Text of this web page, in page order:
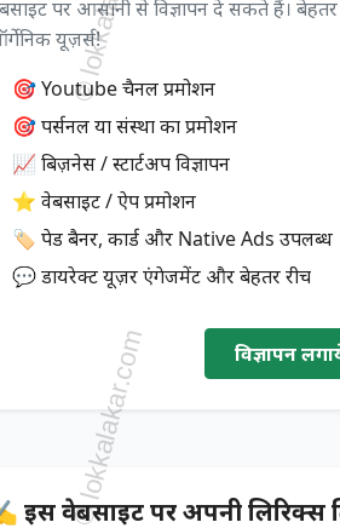
पर आसानी से विज्ञापन दे सकते हैं।
यूज़र्स!
🎯 Youtube चैनल प्रमोशन
🎯 पर्सनल या संस्था का प्रमोशन
📈 बिज़नेस / स्टार्टअप विज्ञापन
⭐ वेबसाइट / ऐप प्रमोशन
🏷️ पेड बैनर, कार्ड और Native Ads उपलब्ध
💬 डायरेक्ट यूज़र एंगेजमेंट और बेहतर रीच
विज्ञापन
इस वेबसाइट पर अपनी लिरिक्स